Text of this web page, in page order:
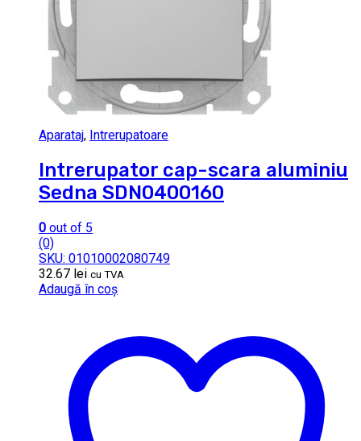
Aparataj, Intrerupatoare
Intrerupator cap-scara aluminiu
Sedna SDN0400160
0 out of 5
(0)
SKU: 01010002080749
32.67 lei cu TVA
Adaugă în coș